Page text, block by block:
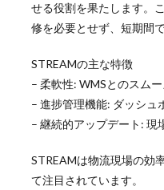
せる役割を果たします。
修を必要とせず、短期間
STREAMの主な特徴
– 柔軟性: WMSとのスム
– 進捗管理機能: ダッシュ
– 継続的アップデート: 現
STREAMは物流現場の効
て注目されています。